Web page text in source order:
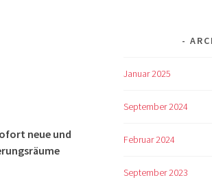
neue und
Januar 2025
September 2024
Februar 2024
September 2023